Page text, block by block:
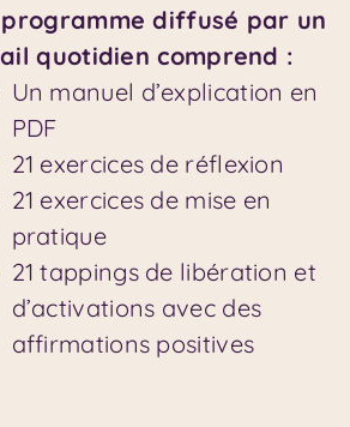
programme diffusé par un
quotidien comprend :
Un manuel d’explication en
PDF
21 exercices de réflexion
21 exercices de mise en
pratique
21 tappings de libération et
d’activations avec des
affirmations positives